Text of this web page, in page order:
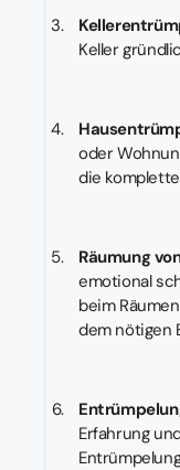
Keller
oder
die
Räumung
emotional
beim
dem nötigen
Erfahrung